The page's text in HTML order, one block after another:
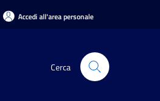
Accedi all'area personale
Cerca